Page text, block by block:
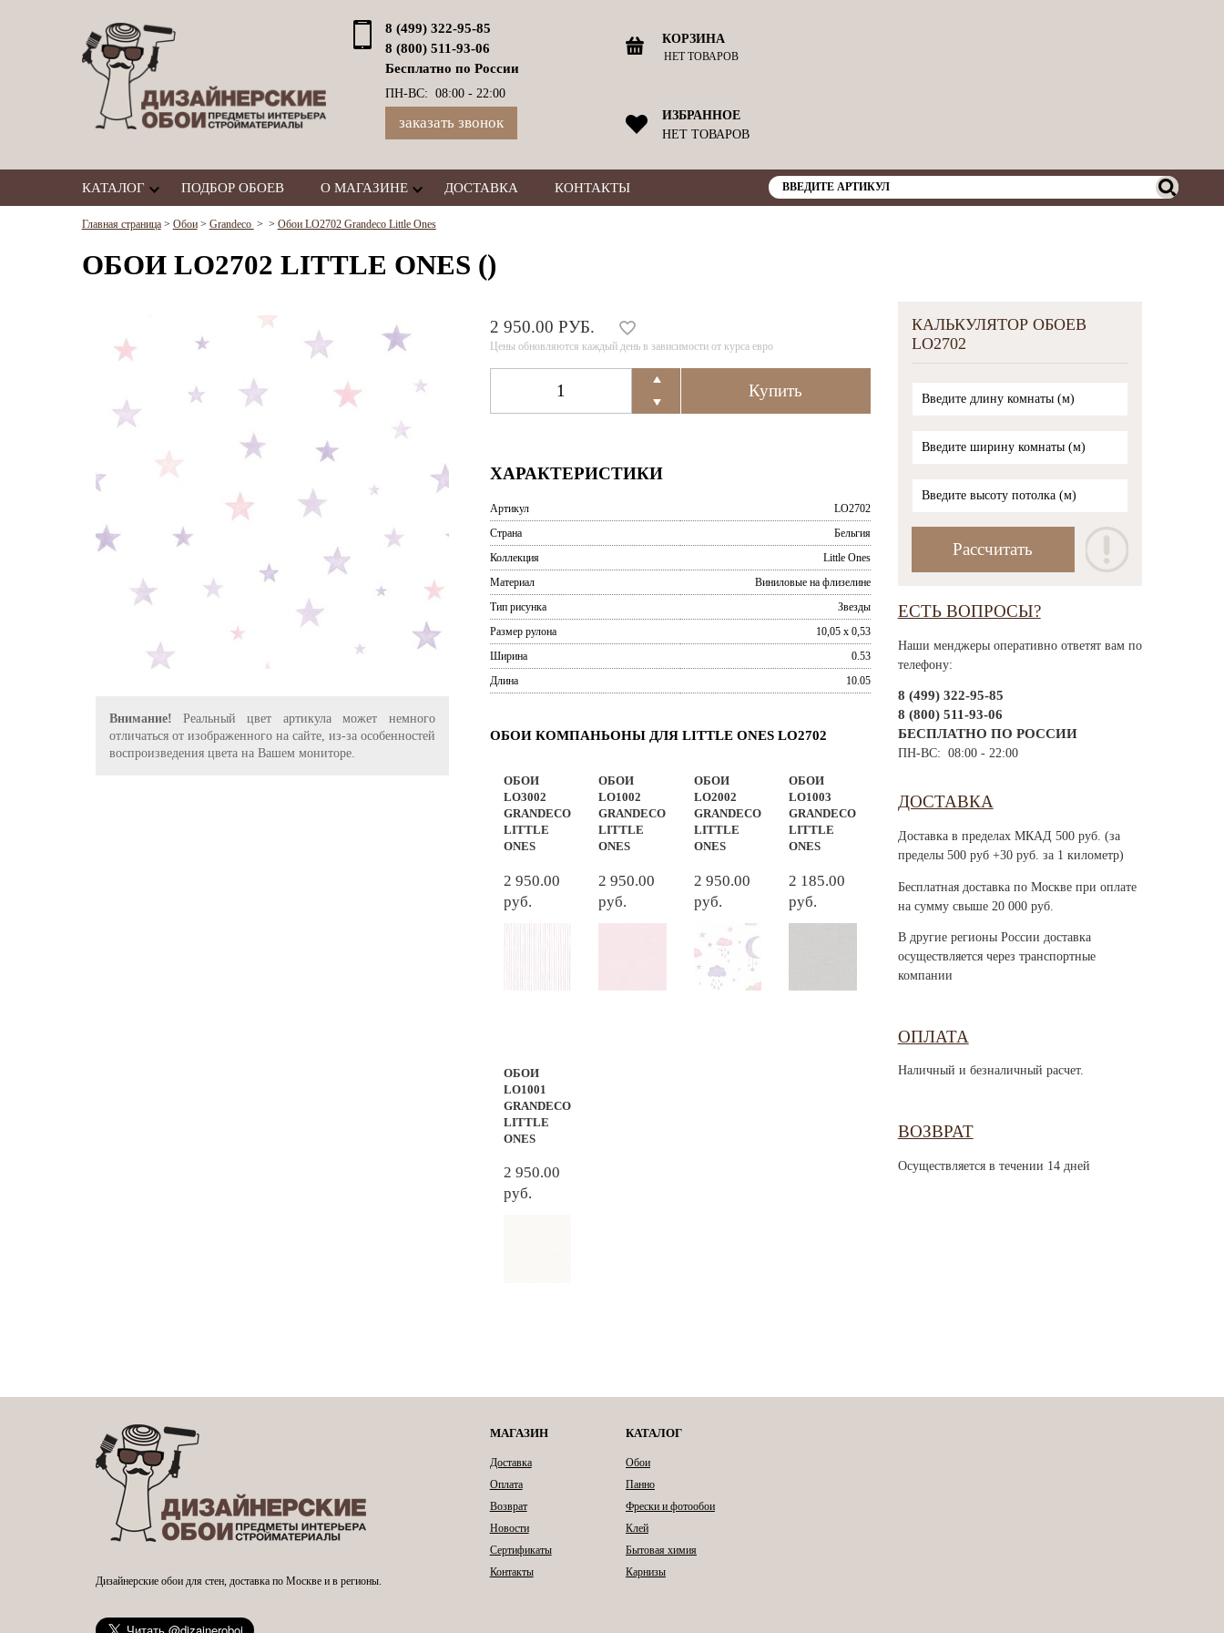
8 (499) 322-95-85
8 (800) 511-93-06
Бесплатно по России
ПН-ВС: 08:00 - 22:00
заказать звонок
КОРЗИНА
НЕТ ТОВАРОВ
ИЗБРАННОЕ
НЕТ ТОВАРОВ
КАТАЛОГ ПОДБОР ОБОЕВ О МАГАЗИНЕ ДОСТАВКА КОНТАКТЫ
Главная страница> Обои> Grandeco > > Обои LO2702 Grandeco Little Ones
ОБОИ LO2702 LITTLE ONES ()
Внимание! Реальный цвет артикула может немного
отличаться от изображенного на сайте, из-за особенностей
воспроизведения цвета на Вашем мониторе.
2 950.00 РУБ.
Цены обновляются каждый день в зависимости от курса евро
ХАРАКТЕРИСТИКИ
Артикул
LO2702
Страна
Бельгия
Коллекция
Little Ones
Материал
Виниловые на флизелине
Тип рисунка
Звезды
Размер рулона
10,05 x 0,53
Ширина
0.53
Длина
10.05
ОБОИ КОМПАНЬОНЫ ДЛЯ LITTLE ONES LO2702
ОБОИ
LO3002
GRANDECO
LITTLE
ONES
2 950.00
руб.
ОБОИ
LO1002
GRANDECO
LITTLE
ONES
2 950.00
руб.
ОБОИ
LO2002
GRANDECO
LITTLE
ONES
2 950.00
руб.
ОБОИ
LO1003
GRANDECO
LITTLE
ONES
2 185.00
руб.
ОБОИ
LO1001
GRANDECO
LITTLE
ONES
2 950.00
руб.
КАЛЬКУЛЯТОР ОБОЕВ
LO2702
ЕСТЬ ВОПРОСЫ?
Наши менджеры оперативно ответят вам по
телефону:
8 (499) 322-95-85
8 (800) 511-93-06
БЕСПЛАТНО ПО РОССИИ
ПН-ВС: 08:00 - 22:00
ДОСТАВКА
Доставка в пределах МКАД 500 руб. (за
пределы 500 руб +30 руб. за 1 километр)
Бесплатная доставка по Москве при оплате
на сумму свыше 20 000 руб.
В другие регионы России доставка
осуществляется через транспортные
компании
ОПЛАТА
Наличный и безналичный расчет.
ВОЗВРАТ
Осуществляется в течении 14 дней
Дизайнерские обои для стен, доставка по Москве и в регионы.
МАГАЗИН
Доставка
Оплата
Возврат
Новости
Сертификаты
Контакты
КАТАЛОГ
Обои
Панно
Фрески и фотообои
Клей
Бытовая химия
Карнизы